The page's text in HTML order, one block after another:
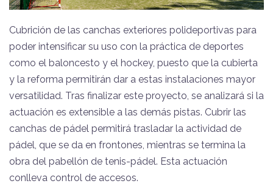
Cubrición de las canchas exteriores polideportivas para
poder intensificar su uso con la práctica de deportes
como el baloncesto y el hockey, puesto que la cubierta
y la reforma permitirán dar a estas instalaciones mayor
versatilidad. Tras finalizar este proyecto, se analizará si la
actuación es extensible a las demás pistas. Cubrir las
canchas de pádel permitirá trasladar la actividad de
pádel, que se da en frontones, mientras se termina la
obra del pabellón de tenis-pádel. Esta actuación
conlleva control de accesos.